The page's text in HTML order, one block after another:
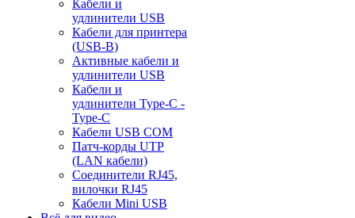
Кабели и
удлинители USB
Кабели для принтера
(USB-B)
Активные кабели и
удлинители USB
Кабели и
удлинители Type-C -
Type-C
Кабели USB COM
Патч-корды UTP
(LAN кабели)
Соединители RJ45,
вилочки RJ45
Кабели Mini USB